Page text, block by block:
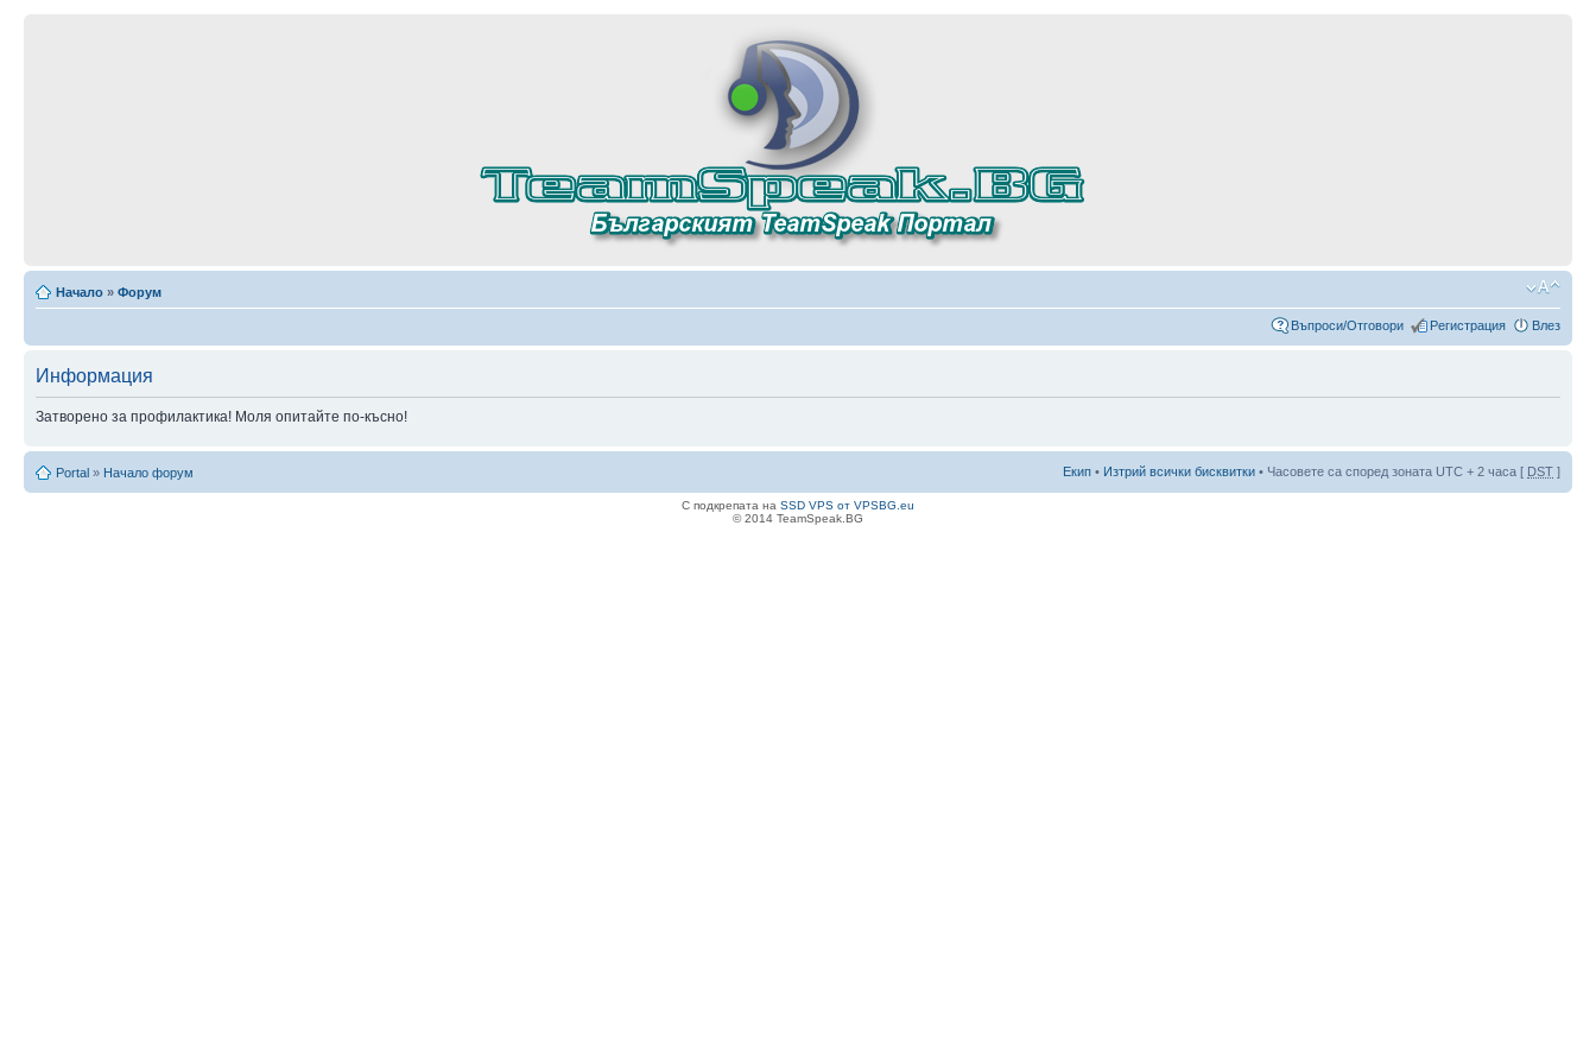
Начало » Форум
Въпроси/Отговори Регистрация Влез
Информация
Затворено за профилактика! Моля опитайте по-късно!
Portal » Начало форум Екип • Изтрий всички бисквитки • Часовете са според зоната UTC + 2 часа [ DST ]
С подкрепата на SSD VPS от VPSBG.eu
© 2014 TeamSpeak.BG